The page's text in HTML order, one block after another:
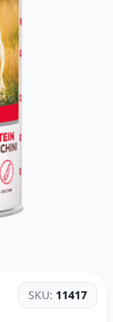
SKU: 11417